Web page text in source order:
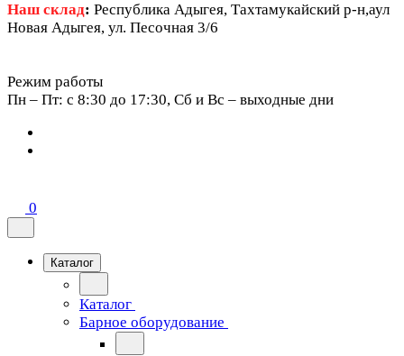
Наш склад: Республика Адыгея, Тахтамукайский р-н,аул
Новая Адыгея, ул. Песочная 3/6
Режим работы
Пн – Пт: c 8:30 до 17:30, Сб и Вс – выходные дни
0
Каталог
Каталог
Барное оборудование